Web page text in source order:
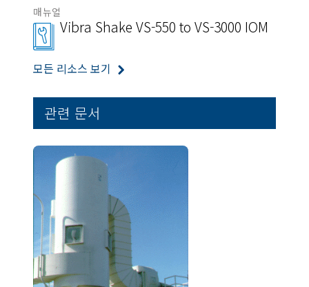
매뉴얼
Vibra Shake VS-550 to VS-3000 IOM
모든 리소스 보기
관련 문서